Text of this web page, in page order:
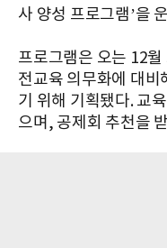
사 양성 프로그램’을
프로그램은 오는 12
전교육 의무화에 대비
기 위해 기획됐다. 교
으며, 공제회 추천을